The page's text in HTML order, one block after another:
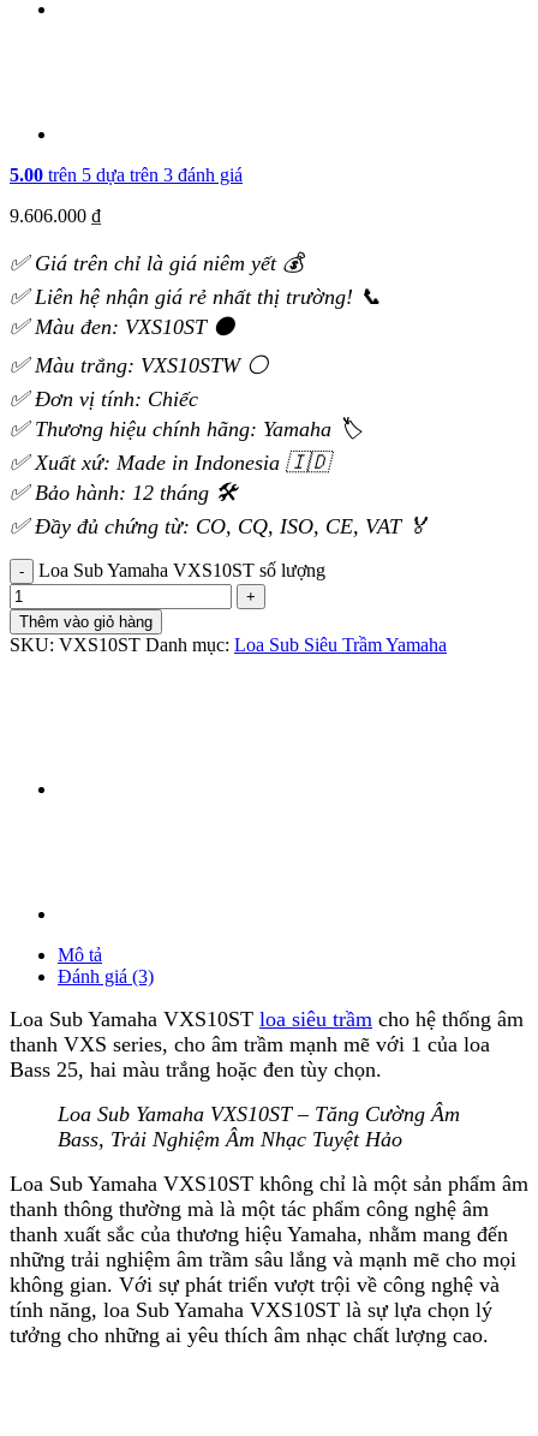
5.00 trên 5 dựa trên 3 đánh giá
9.606.000 ₫
✅ Giá trên chỉ là giá niêm yết 💰
✅ Liên hệ nhận giá rẻ nhất thị trường! 📞
✅ Màu đen: VXS10ST ⚫
✅ Màu trắng: VXS10STW ⚪
✅ Đơn vị tính: Chiếc
✅ Thương hiệu chính hãng: Yamaha 🏷️
✅ Xuất xứ: Made in Indonesia 🇮🇩
✅ Bảo hành: 12 tháng 🛠️
✅ Đầy đủ chứng từ: CO, CQ, ISO, CE, VAT 🏅
Loa Sub Yamaha VXS10ST số lượng
Thêm vào giỏ hàng
SKU: VXS10ST Danh mục: Loa Sub Siêu Trầm Yamaha
Mô tả
Đánh giá (3)
Loa Sub Yamaha VXS10ST loa siêu trầm cho hệ thống âm
thanh VXS series, cho âm trầm mạnh mẽ với 1 của loa
Bass 25, hai màu trắng hoặc đen tùy chọn.
Loa Sub Yamaha VXS10ST – Tăng Cường Âm
Bass, Trải Nghiệm Âm Nhạc Tuyệt Hảo
Loa Sub Yamaha VXS10ST không chỉ là một sản phẩm âm
thanh thông thường mà là một tác phẩm công nghệ âm
thanh xuất sắc của thương hiệu Yamaha, nhằm mang đến
những trải nghiệm âm trầm sâu lắng và mạnh mẽ cho mọi
không gian. Với sự phát triển vượt trội về công nghệ và
tính năng, loa Sub Yamaha VXS10ST là sự lựa chọn lý
tưởng cho những ai yêu thích âm nhạc chất lượng cao.